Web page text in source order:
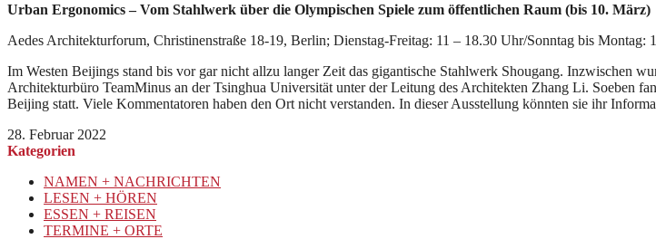
Urban Ergonomics – Vom Stahlwerk über die Olympischen Spiele zum öffentlichen Raum (bis 10. März)
Aedes Architekturforum, Christinenstraße 18-19, Berlin; Dienstag-Freitag: 11 – 18.30 Uhr/Sonntag bis Montag:
Im Westen Beijings stand bis vor gar nicht allzu langer Zeit das gigantische Stahlwerk Shougang. Inzwischen
Architekturbüro TeamMinus an der Tsinghua Universität unter der Leitung des Architekten Zhang Li. Soeben
Beijing statt. Viele Kommentatoren haben den Ort nicht verstanden. In dieser Ausstellung könnten sie ihr
28. Februar 2022
Kategorien
NAMEN + NACHRICHTEN
LESEN + HÖREN
ESSEN + REISEN
TERMINE + ORTE